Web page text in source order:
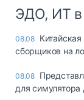
ЭДО, ИТ в
08.08
сборщиков на
08.08
для